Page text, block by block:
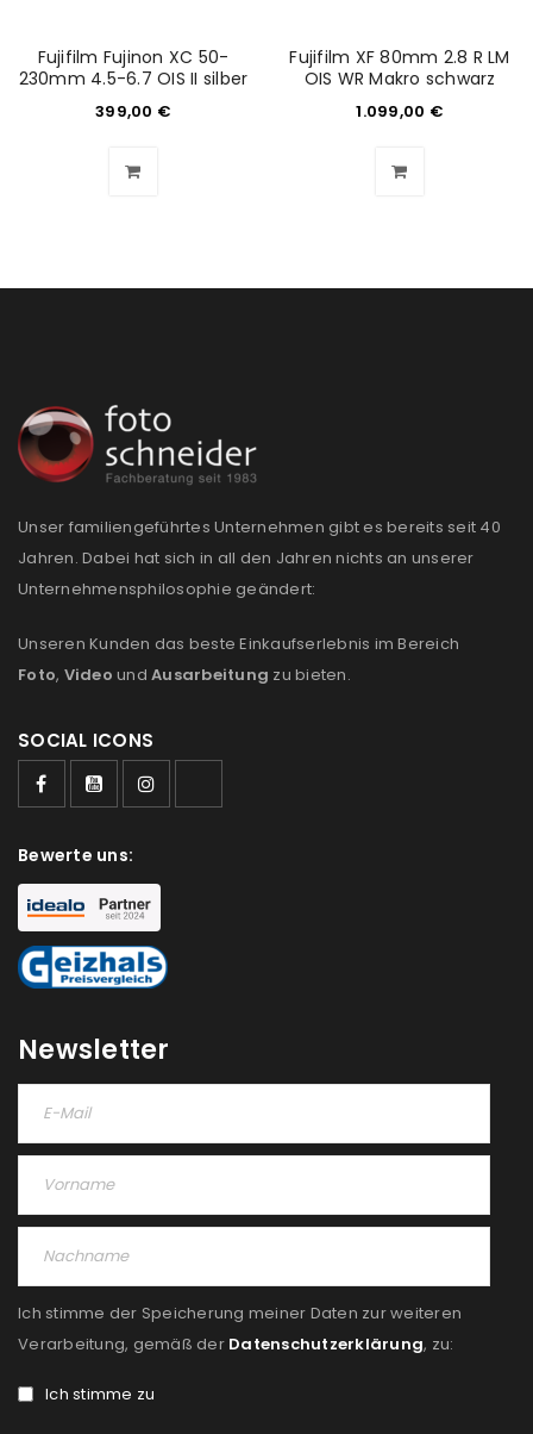
Fujifilm Fujinon XC 50-
230mm 4.5-6.7 OIS II silber
399,00 €
Fujifilm XF 80mm 2.8 R LM
OIS WR Makro schwarz
1.099,00 €
Unser familiengeführtes Unternehmen gibt es bereits seit 40
Jahren. Dabei hat sich in all den Jahren nichts an unserer
Unternehmensphilosophie geändert:
Unseren Kunden das beste Einkaufserlebnis im Bereich
Foto, Video und Ausarbeitung zu bieten.
SOCIAL ICONS
Bewerte uns:
Newsletter
Ich stimme der Speicherung meiner Daten zur weiteren
Verarbeitung, gemäß der Datenschutzerklärung, zu:
Ich stimme zu